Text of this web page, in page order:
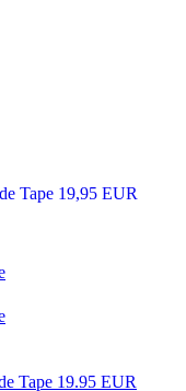
Tape 19,95 EUR